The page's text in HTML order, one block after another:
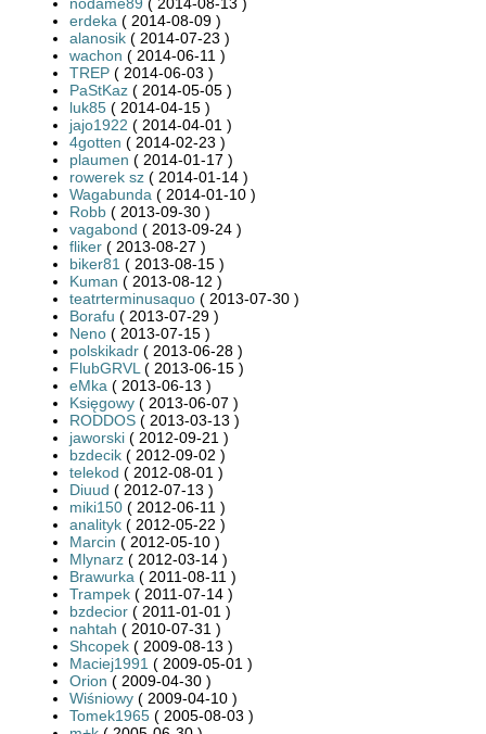
erdeka ( 2014-08-09 )
alanosik ( 2014-07-23 )
wachon ( 2014-06-11 )
TREP ( 2014-06-03 )
PaStKaz ( 2014-05-05 )
luk85 ( 2014-04-15 )
jajo1922 ( 2014-04-01 )
4gotten ( 2014-02-23 )
plaumen ( 2014-01-17 )
rowerek sz ( 2014-01-14 )
Wagabunda ( 2014-01-10 )
Robb ( 2013-09-30 )
vagabond ( 2013-09-24 )
fliker ( 2013-08-27 )
biker81 ( 2013-08-15 )
Kuman ( 2013-08-12 )
teatrterminusaquo ( 2013-07-30 )
Borafu ( 2013-07-29 )
Neno ( 2013-07-15 )
polskikadr ( 2013-06-28 )
FlubGRVL ( 2013-06-15 )
eMka ( 2013-06-13 )
Księgowy ( 2013-06-07 )
RODDOS ( 2013-03-13 )
jaworski ( 2012-09-21 )
bzdecik ( 2012-09-02 )
telekod ( 2012-08-01 )
Diuud ( 2012-07-13 )
miki150 ( 2012-06-11 )
analityk ( 2012-05-22 )
Marcin ( 2012-05-10 )
Mlynarz ( 2012-03-14 )
Brawurka ( 2011-08-11 )
Trampek ( 2011-07-14 )
bzdecior ( 2011-01-01 )
nahtah ( 2010-07-31 )
Shcopek ( 2009-08-13 )
Maciej1991 ( 2009-05-01 )
Orion ( 2009-04-30 )
Wiśniowy ( 2009-04-10 )
Tomek1965 ( 2005-08-03 )